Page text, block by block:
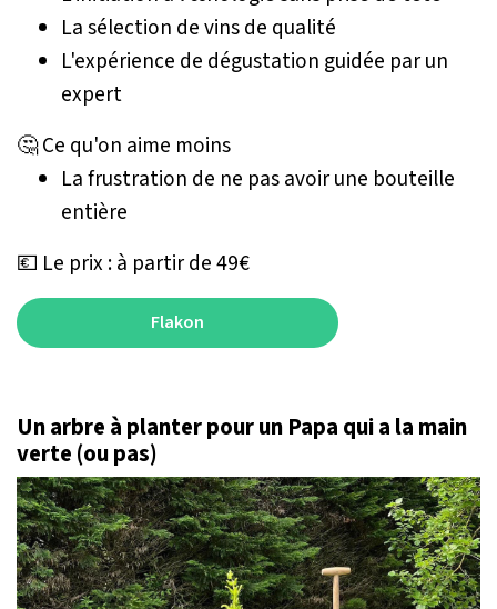
La sélection de vins de qualité
L'expérience de dégustation guidée par un
expert
🤔 Ce qu'on aime moins
La frustration de ne pas avoir une bouteille
entière
💶 Le prix : à partir de 49€
Flakon
Un arbre à planter pour un Papa qui a la main
verte (ou pas)